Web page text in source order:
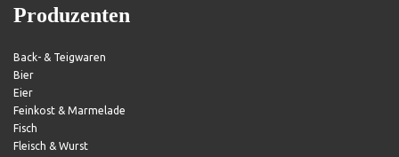
Produzenten
Back- & Teigwaren
Bier
Eier
Feinkost & Marmelade
Fisch
Fleisch & Wurst